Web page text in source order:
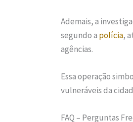
Ademais, a
segundo a polícia,
agências.
Essa operação
vulneráveis da
FAQ – Perguntas